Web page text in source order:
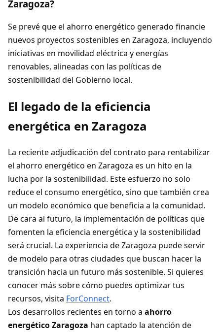
Zaragoza?
Se prevé que el ahorro energético generado financie
nuevos proyectos sostenibles en Zaragoza, incluyendo
iniciativas en movilidad eléctrica y energías
renovables, alineadas con las políticas de
sostenibilidad del Gobierno local.
El legado de la eficiencia
energética en Zaragoza
La reciente adjudicación del contrato para rentabilizar
el ahorro energético en Zaragoza es un hito en la
lucha por la sostenibilidad. Este esfuerzo no solo
reduce el consumo energético, sino que también crea
un modelo económico que beneficia a la comunidad.
De cara al futuro, la implementación de políticas que
fomenten la eficiencia energética y la sostenibilidad
será crucial. La experiencia de Zaragoza puede servir
de modelo para otras ciudades que buscan hacer la
transición hacia un futuro más sostenible. Si quieres
conocer más sobre cómo puedes optimizar tus
recursos, visita ForConnect.
Los desarrollos recientes en torno a ahorro
energético Zaragoza han captado la atención de